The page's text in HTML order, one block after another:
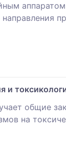
и
общие
на